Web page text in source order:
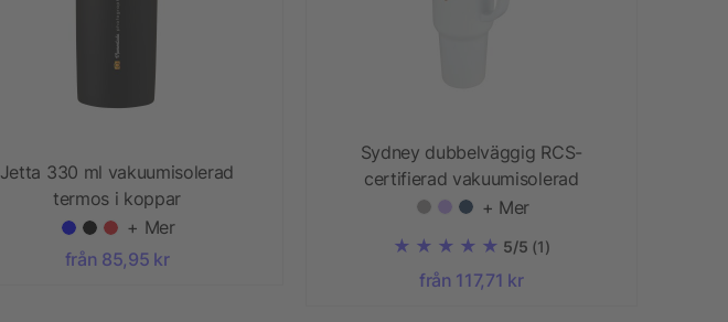
Jetta 330 ml vakuumisolerad
termos i koppar
+ Mer
från 85,95 kr
Sydney dubbelväggig RCS-
certifierad vakuumisolerad
kopparmugg med sugrör, 1 200 ml
+ Mer
5/5 (1)
från 117,71 kr